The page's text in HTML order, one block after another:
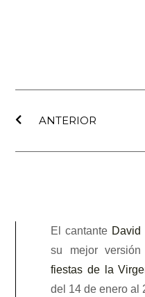
ANTERIOR
El cantante David
su mejor
fiestas de la
del 14 de enero al